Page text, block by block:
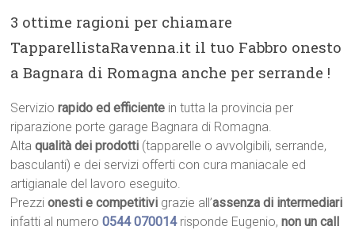
3 ottime ragioni per chiamare
TapparellistaRavenna.it il tuo Fabbro onesto
a Bagnara di Romagna anche per serrande !
Serviziorapido ed efficiente in tutta la provincia per
riparazione porte garage Bagnara di Romagna.
Altaqualità dei prodotti (tapparelle o avvolgibili, serrande,
basculanti) e dei servizi offerti con cura maniacale ed
artigianale del lavoro eseguito.
Prezzionesti e competitivi grazie all’assenza di intermediari
infatti al numero0544 070014 risponde Eugenio,non un call